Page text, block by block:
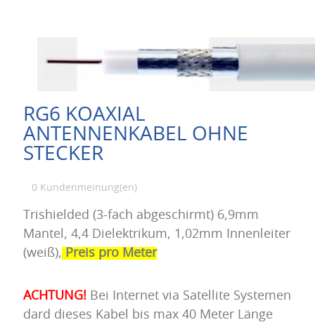
RG6 KOAXIAL
ANTENNENKABEL OHNE
STECKER
0 Kundenmeinung(en)
Trishielded (3-fach abgeschirmt) 6,9mm
Mantel, 4,4 Dielektrikum, 1,02mm Innenleiter
(weiß), Preis pro Meter
ACHTUNG! Bei Internet via Satellite Systemen
dard dieses Kabel bis max 40 Meter Länge